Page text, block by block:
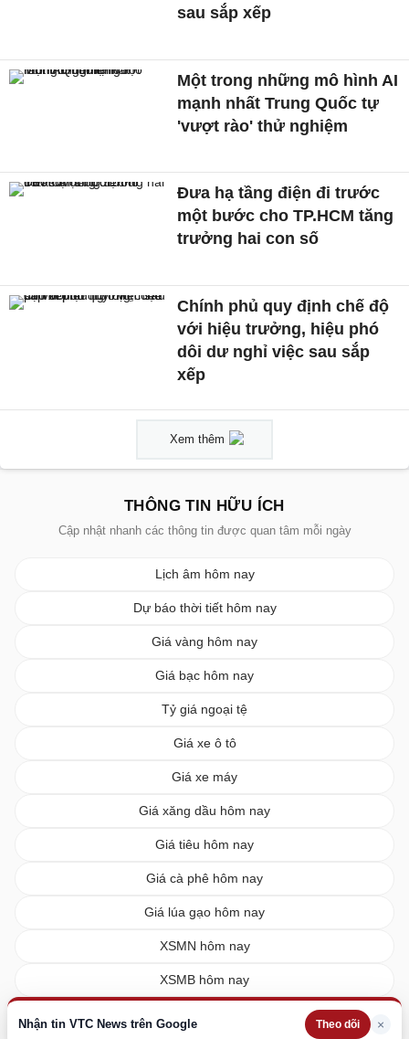
Nhận tin VTC News trên Google Theo dõi ×
sau sắp xếp
Một trong những mô hình AI
mạnh nhất Trung Quốc tự
'vượt rào' thử nghiệm
Đưa hạ tầng điện đi trước
một bước cho TP.HCM tăng
trưởng hai con số
Chính phủ quy định chế độ
với hiệu trưởng, hiệu phó
dôi dư nghỉ việc sau sắp
xếp
Xem thêm
THÔNG TIN HỮU ÍCH
Cập nhật nhanh các thông tin được quan tâm mỗi ngày
Lịch âm hôm nay
Dự báo thời tiết hôm nay
Giá vàng hôm nay
Giá bạc hôm nay
Tỷ giá ngoại tệ
Giá xe ô tô
Giá xe máy
Giá xăng dầu hôm nay
Giá tiêu hôm nay
Giá cà phê hôm nay
Giá lúa gạo hôm nay
XSMN hôm nay
XSMB hôm nay